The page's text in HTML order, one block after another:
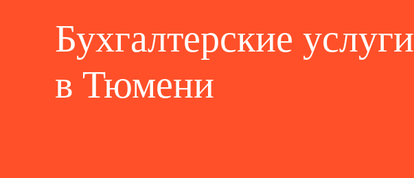
Бухгалтерские услуги
в Тюмени